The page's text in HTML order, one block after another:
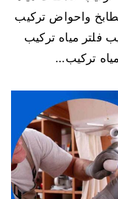
واحواض تركيب
فلتر مياه تركيب
تركيب…